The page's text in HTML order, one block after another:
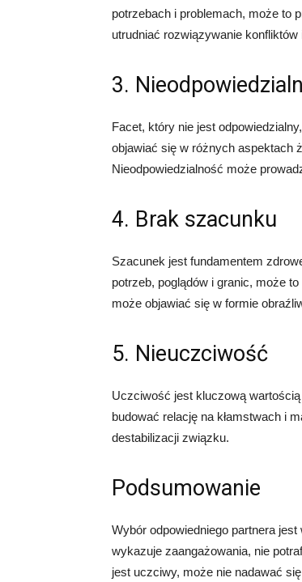
potrzebach i problemach, może to
utrudniać rozwiązywanie
3.
Facet, który nie jest
objawiać się w różnych aspektach
Nieodpowiedzialność może
4. Brak szacunku
Szacunek jest fundamentem
potrzeb, poglądów i granic, może
może objawiać się w formie
5. Nieuczciwość
Uczciwość jest kluczową
budować relację na kłamstwach i
destabilizacji związku.
Podsumowanie
Wybór odpowiedniego partnera
wykazuje zaangażowania, nie
jest uczciwy, może nie nadawać